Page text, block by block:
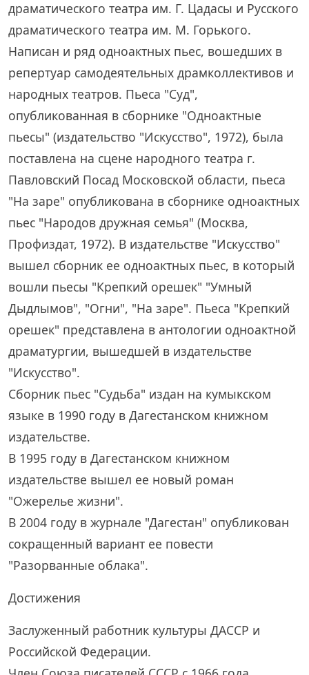
драматического театра им. Г. Цадасы и Русского
драматического театра им. М. Горького.
Написан и ряд одноактных пьес, вошедших в
репертуар самодеятельных драмколлективов и
народных театров. Пьеса "Суд",
опубликованная в сборнике "Одноактные
пьесы" (издательство "Искусство", 1972), была
поставлена на сцене народного театра г.
Павловский Посад Московской области, пьеса
"На заре" опубликована в сборнике одноактных
пьес "Народов дружная семья" (Москва,
Профиздат, 1972). В издательстве "Искусство"
вышел сборник ее одноактных пьес, в который
вошли пьесы "Крепкий орешек" "Умный
Дыдлымов", "Огни", "На заре". Пьеса "Крепкий
орешек" представлена в антологии одноактной
драматургии, вышедшей в издательстве
"Искусство".
Сборник пьес "Судьба" издан на кумыкском
языке в 1990 году в Дагестанском книжном
издательстве.
В 1995 году в Дагестанском книжном
издательстве вышел ее новый роман
"Ожерелье жизни".
В 2004 году в журнале "Дагестан" опубликован
сокращенный вариант ее повести
"Разорванные облака".
Достижения
Заслуженный работник культуры ДАССР и
Российской Федерации.